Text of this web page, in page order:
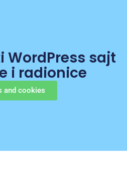
WordPress sajt
i radionice
and cookies